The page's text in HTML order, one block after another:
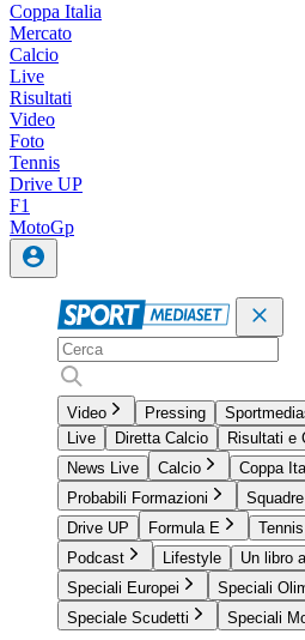
Coppa Italia
Mercato
Calcio
Live
Risultati
Video
Foto
Tennis
Drive UP
F1
MotoGp
Video Pressing
Live
Diretta Calcio
Risultati e
News Live
Calcio Coppa
Probabili Formazioni
Squadre
Drive UP
Formula E Tennis
Podcast
Lifestyle
Un libro
Speciali Europei
Speciali
Speciale Scudetti
Speciali